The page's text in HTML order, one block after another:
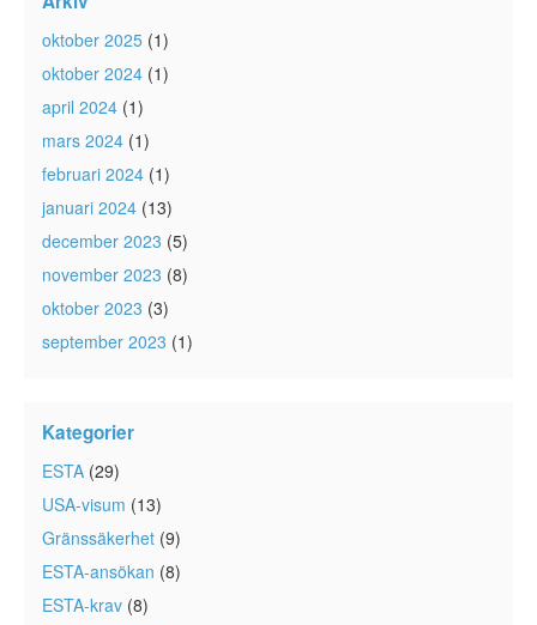
oktober 2025 (1)
oktober 2024 (1)
april 2024 (1)
mars 2024 (1)
februari 2024 (1)
januari 2024 (13)
december 2023 (5)
november 2023 (8)
oktober 2023 (3)
september 2023 (1)
Kategorier
ESTA (29)
USA-visum (13)
Gränssäkerhet (9)
ESTA-ansökan (8)
ESTA-krav (8)